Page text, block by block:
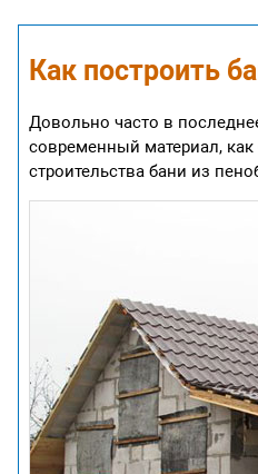
Как построить
Довольно часто в
современный материал,
строительства бани из